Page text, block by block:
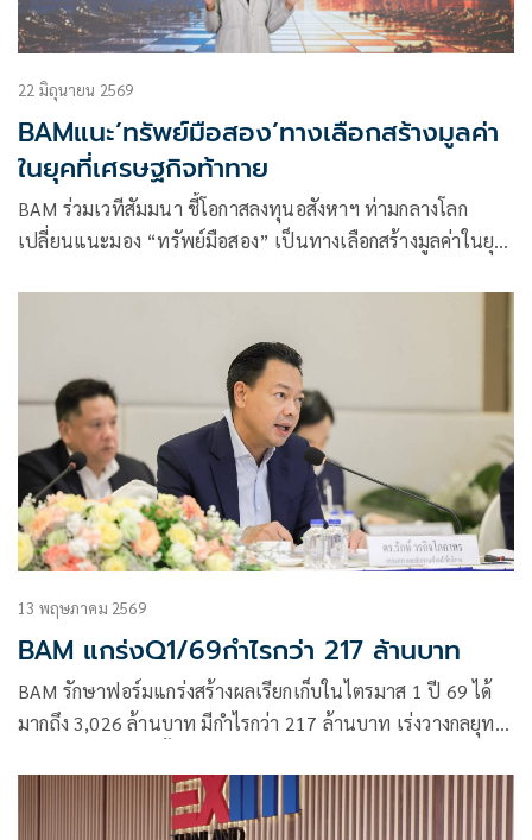
22 มิถุนายน 2569
BAMแนะ’ทรัพย์มือสอง’ทางเลือกสร้างมูลค่า
ในยุคที่เศรษฐกิจท้าทาย
BAM ร่วมเวทีสัมมนา ชี้โอกาสลงทุนอสังหาฯ ท่ามกลางโลก
เปลี่ยนแนะมอง “ทรัพย์มือสอง” เป็นทางเลือกสร้างมูลค่าในยุค
13 พฤษภาคม 2569
BAM แกร่งQ1/69กำไรกว่า 217 ล้านบาท
BAM รักษาฟอร์มแกร่งสร้างผลเรียกเก็บในไตรมาส 1 ปี 69 ได้
มากถึง 3,026 ล้านบาท มีกำไรกว่า 217 ล้านบาท เร่งวางกลยุทธ์
เป้าหมาย 2,000 ล้านบาท